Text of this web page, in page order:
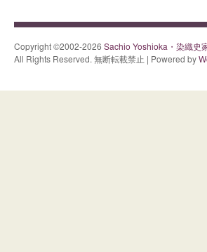
Copyright ©2002-2026 Sachio Yoshioka・染織史
All Rights Reserved. 無断転載禁止 | Powered by